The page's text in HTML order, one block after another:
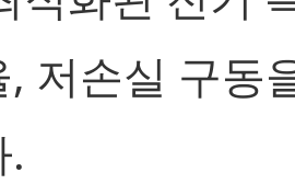
, 저손실 구동